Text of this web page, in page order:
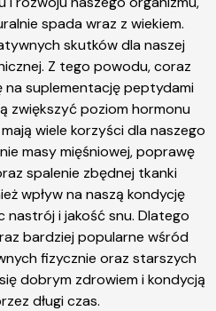
spada wraz z wiekiem.
skutków dla naszej
Z tego powodu, coraz
na suplementację peptydami
zwiększyć poziom hormonu
wiele korzyści dla naszego
masy mięśniowej, poprawę
spalenie zbędnej tkanki
wpływ na naszą kondycję
nastrój i jakość snu. Dlatego
bardziej popularne wśród
fizycznie oraz starszych
dobrym zdrowiem i kondycją
długi czas.